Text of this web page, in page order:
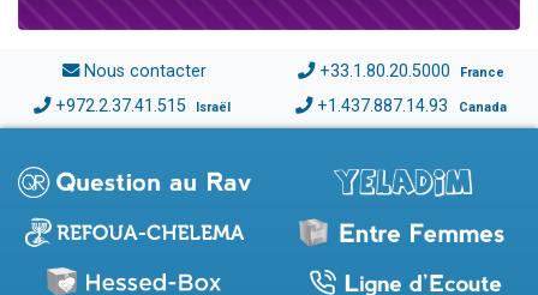
Nous contacter +33.1.80.20.5000 France
+972.2.37.41.515 Israël +1.437.887.14.93 Canada